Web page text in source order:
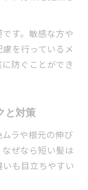
す。敏感な方や
を行っているメ
防ぐことができ
と対策
ラや根元の伸び
ぜなら短い髪は
も目立ちやすい